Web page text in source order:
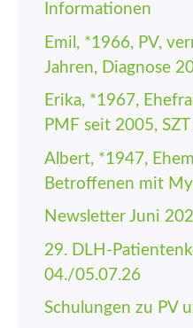
Informationen
Emil, *1966, PV,
Jahren, Diagnose
Erika, *1967,
PMF seit 2005,
Albert, *1947,
Betroffenen mit
Newsletter Juni
29. DLH-
04./05.07.26
Schulungen zu PV